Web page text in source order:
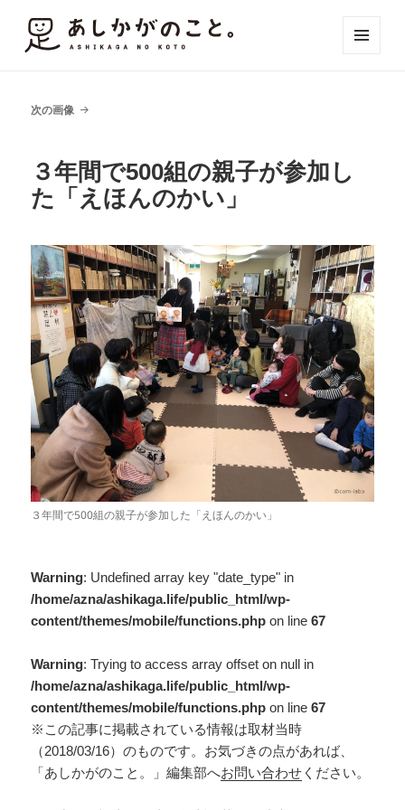
次の画像
３年間で500組の親子が参加し
た「えほんのかい」
３年間で500組の親子が参加した「えほんのかい」
Warning: Undefined array key "date_type" in
/home/azna/ashikaga.life/public_html/wp-
content/themes/mobile/functions.php on line67
Warning: Trying to access array offset on null in
/home/azna/ashikaga.life/public_html/wp-
content/themes/mobile/functions.php on line67
※この記事に掲載されている情報は取材当時
（2018/03/16）のものです。お気づきの点があれば、
「あしかがのこと。」編集部へお問い合わせ ください。